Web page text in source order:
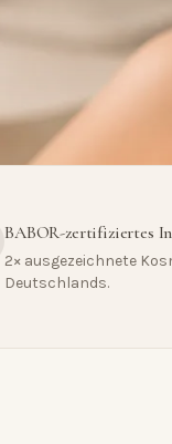
BABOR-zertifiziertes
2× ausgezeichnete
Deutschlands.